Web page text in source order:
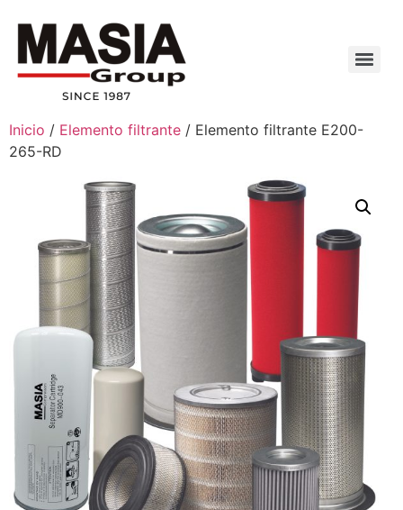
Inicio / Elemento filtrante / Elemento filtrante E200-
265-RD